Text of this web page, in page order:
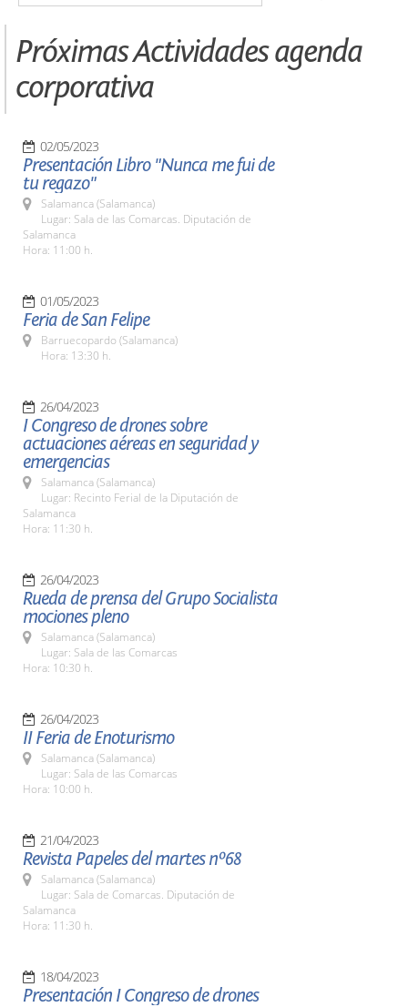
Próximas Actividades agenda
corporativa
02/05/2023
Presentación Libro "Nunca me fui de
tu regazo"
Salamanca (Salamanca)
Lugar: Sala de las Comarcas. Diputación de
Salamanca
Hora: 11:00 h.
01/05/2023
Feria de San Felipe
Barruecopardo (Salamanca)
Hora: 13:30 h.
26/04/2023
I Congreso de drones sobre
actuaciones aéreas en seguridad y
emergencias
Salamanca (Salamanca)
Lugar: Recinto Ferial de la Diputación de
Salamanca
Hora: 11:30 h.
26/04/2023
Rueda de prensa del Grupo Socialista
mociones pleno
Salamanca (Salamanca)
Lugar: Sala de las Comarcas
Hora: 10:30 h.
26/04/2023
II Feria de Enoturismo
Salamanca (Salamanca)
Lugar: Sala de las Comarcas
Hora: 10:00 h.
21/04/2023
Revista Papeles del martes nº68
Salamanca (Salamanca)
Lugar: Sala de Comarcas. Diputación de
Salamanca
Hora: 11:30 h.
18/04/2023
Presentación I Congreso de drones